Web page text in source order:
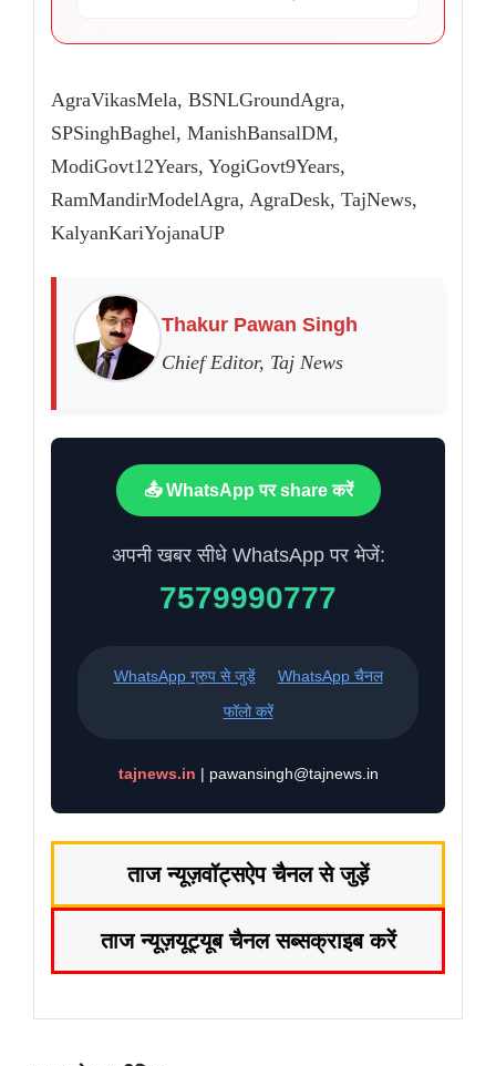
AgraVikasMela, BSNLGroundAgra,
SPSinghBaghel, ManishBansalDM,
ModiGovt12Years, YogiGovt9Years,
RamMandirModelAgra, AgraDesk, TajNews,
KalyanKariYojanaUP
Thakur Pawan Singh
Chief Editor, Taj News
📤 WhatsApp पर share करें
अपनी खबर सीधे WhatsApp पर भेजें:
7579990777
WhatsApp ग्रुप से जुड़ें
WhatsApp चैनल
फॉलो करें
tajnews.in | pawansingh@tajnews.in
ताज न्यूज़वॉट्सऐप चैनल से जुड़ें
ताज न्यूज़यूट्यूब चैनल सब्सक्राइब करें